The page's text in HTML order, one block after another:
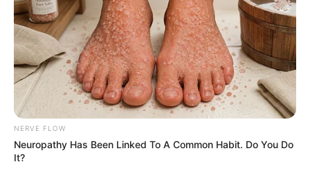
NERVE FLOW
Neuropathy Has Been Linked To A Common Habit. Do You Do
It?